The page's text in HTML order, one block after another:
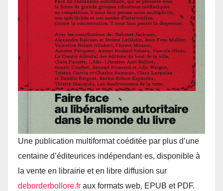
Une publication multiformat coéditée par plus d’une
centaine d’éditeurices indépendant·es, disponible à
la vente en librairie et en libre diffusion sur
deborderbollore.​fr aux formats web, EPUB et PDF.